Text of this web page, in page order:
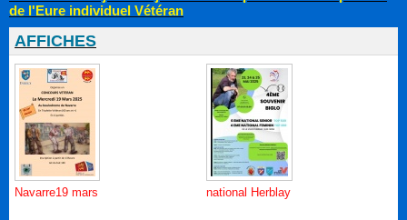
de l'Eure individuel Vétéran
AFFICHES
Navarre19 mars national Herblay